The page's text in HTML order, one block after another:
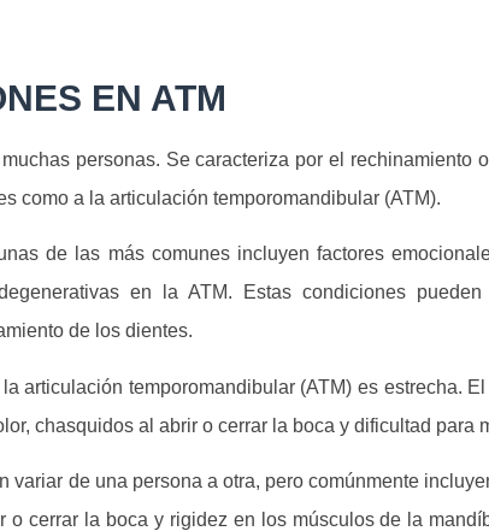
EN ATM
personas. Se caracteriza por el rechinamiento
como a la articulación temporomandibular (ATM).
de las más comunes incluyen factores
en la ATM. Estas condiciones
de los dientes.
articulación temporomandibular (ATM) es estrecha.
chasquidos al abrir o cerrar la boca y dificultad para
variar de una persona a otra, pero comúnmente
cerrar la boca y rigidez en los músculos de la